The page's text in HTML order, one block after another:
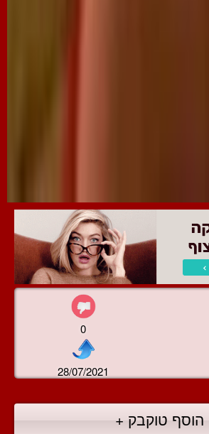
0
28/07/2021
הוסף טוקבק +